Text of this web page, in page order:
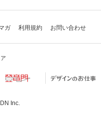
ガ 利用規約 お問い合わせ
Inc.